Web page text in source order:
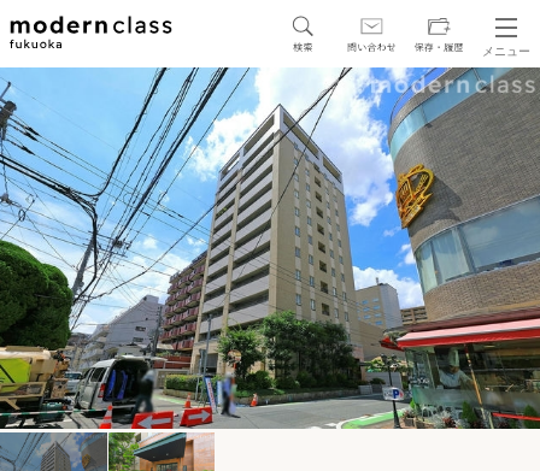
メニュー
SEARCH
地図から探す 駅・路線から探す
区から探す
人気エリアから探す
アクセスランキング